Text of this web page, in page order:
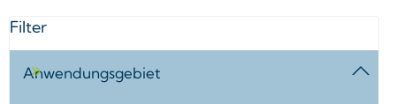
Filter
Anwendungsgebiet